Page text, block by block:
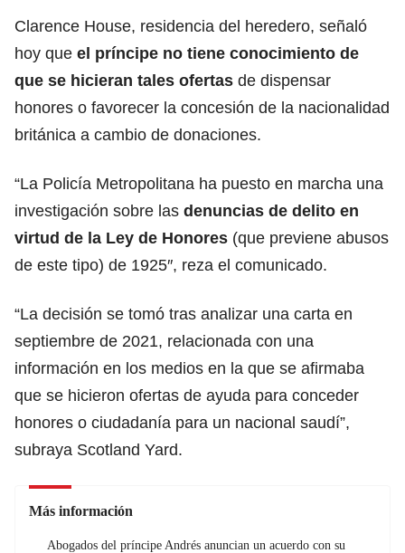
Clarence House, residencia del heredero, señaló
hoy que el príncipe no tiene conocimiento de
que se hicieran tales ofertas de dispensar
honores o favorecer la concesión de la nacionalidad
británica a cambio de donaciones.
“La Policía Metropolitana ha puesto en marcha una
investigación sobre las denuncias de delito en
virtud de la Ley de Honores (que previene abusos
de este tipo) de 1925″, reza el comunicado.
“La decisión se tomó tras analizar una carta en
septiembre de 2021, relacionada con una
información en los medios en la que se afirmaba
que se hicieron ofertas de ayuda para conceder
honores o ciudadanía para un nacional saudí”,
subraya Scotland Yard.
Más información
Abogados del príncipe Andrés anuncian un acuerdo con su